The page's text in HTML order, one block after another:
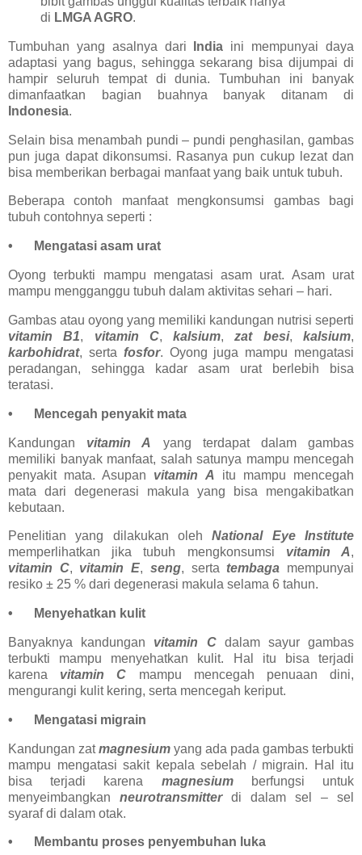
di LMGA AGRO.
Tumbuhan yang asalnya dari India ini mempunyai daya
adaptasi yang bagus, sehingga sekarang bisa dijumpai di
hampir seluruh tempat di dunia. Tumbuhan ini banyak
dimanfaatkan bagian buahnya banyak ditanam di
Indonesia.
Selain bisa menambah pundi – pundi penghasilan, gambas
pun juga dapat dikonsumsi. Rasanya pun cukup lezat dan
bisa memberikan berbagai manfaat yang baik untuk tubuh.
Beberapa contoh manfaat mengkonsumsi gambas bagi
tubuh contohnya seperti :
• Mengatasi asam urat
Oyong terbukti mampu mengatasi asam urat. Asam urat
mampu mengganggu tubuh dalam aktivitas sehari – hari.
Gambas atau oyong yang memiliki kandungan nutrisi seperti
vitamin B1, vitamin C,kalsium,zat besi,kalsium,
karbohidrat, serta fosfor. Oyong juga mampu mengatasi
peradangan, sehingga kadar asam urat berlebih bisa
teratasi.
• Mencegah penyakit mata
Kandungan vitamin A yang terdapat dalam gambas
memiliki banyak manfaat, salah satunya mampu mencegah
penyakit mata. Asupan vitamin A itu mampu mencegah
mata dari degenerasi makula yang bisa mengakibatkan
kebutaan.
Penelitian yang dilakukan olehNational Eye Institute
memperlihatkan jika tubuh mengkonsumsi vitamin A,
vitamin C, vitamin E, seng, serta tembaga mempunyai
resiko ± 25 % dari degenerasi makula selama 6 tahun.
• Menyehatkan kulit
Banyaknya kandungan vitamin Cdalam sayur gambas
terbukti mampu menyehatkan kulit. Hal itu bisa terjadi
karena vitamin C mampu mencegah penuaan dini,
mengurangi kulit kering, serta mencegah keriput.
• Mengatasi migrain
Kandungan zatmagnesium yang ada pada gambas terbukti
mampu mengatasi sakit kepala sebelah / migrain. Hal itu
bisa terjadi karena magnesiumberfungsi untuk
menyeimbangkan neurotransmitterdi dalam sel – sel
syaraf di dalam otak.
• Membantu proses penyembuhan luka